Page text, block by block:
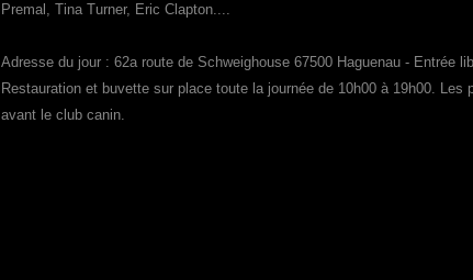
Premal, Tina Turner, Eric Clapton....
Adresse du jour : 62a route de Schweighouse 67500 Haguenau - Entrée
Restauration et buvette sur place toute la journée de 10h00 à 19h00.
avant le club canin.